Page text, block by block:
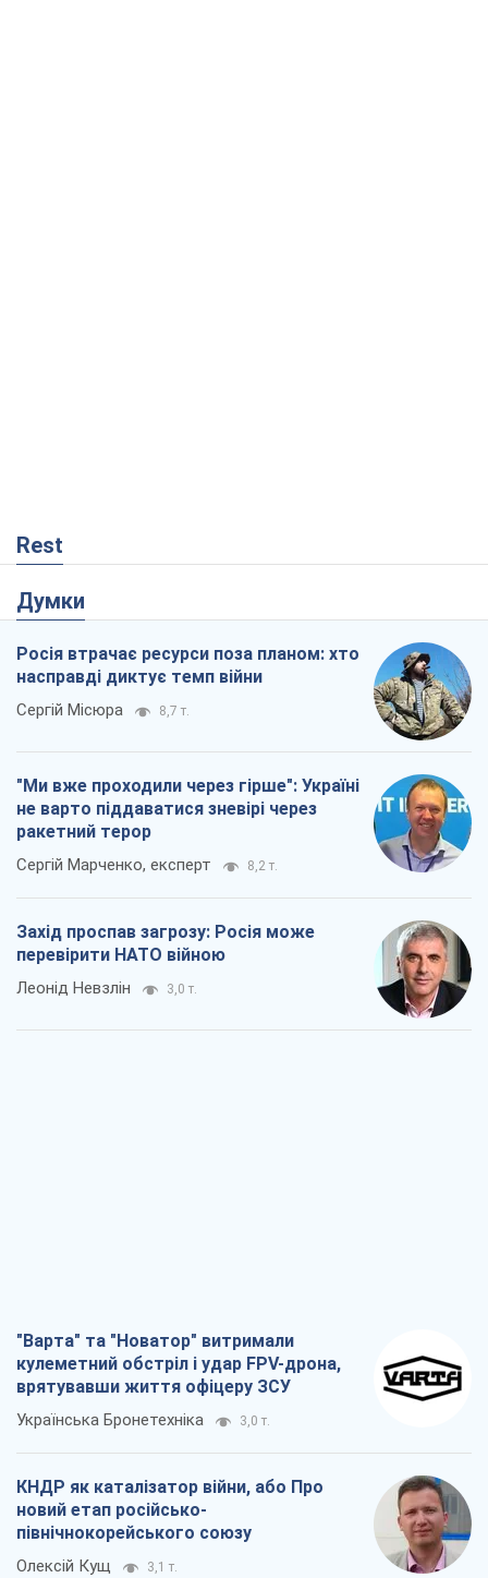
Rest
Думки
Росія втрачає ресурси поза планом: хто
насправді диктує темп війни
Сергій Місюра 8,7 т.
"Ми вже проходили через гірше": Україні
не варто піддаватися зневірі через
ракетний терор
Сергій Марченко, експерт 8,2 т.
Захід проспав загрозу: Росія може
перевірити НАТО війною
Леонід Невзлін 3,0 т.
"Варта" та "Новатор" витримали
кулеметний обстріл і удар FPV-дрона,
врятувавши життя офіцеру ЗСУ
Українська Бронетехніка 3,0 т.
КНДР як каталізатор війни, або Про
новий етап російсько-
північнокорейського союзу
Олексій Кущ 3,1 т.